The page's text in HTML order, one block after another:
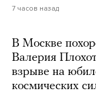
7 часов назад
В Москве
Валерия
взрыве на
космических